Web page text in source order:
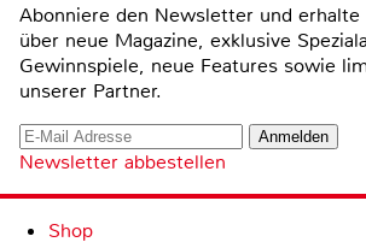
Abonniere den Newsletter und erhalte
über neue Magazine, exklusive
Gewinnspiele, neue Features sowie
unserer Partner.
Newsletter abbestellen
Shop